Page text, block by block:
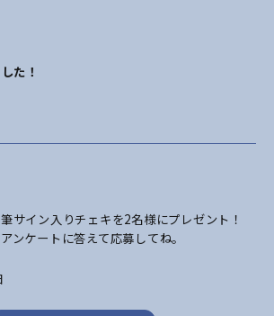
た！
サイン入りチェキを2名様にプレゼント！
ンケートに答えて応募してね。